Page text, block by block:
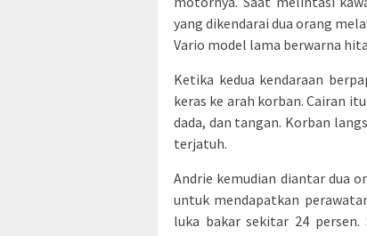
yang dikendarai dua orang
Vario model lama berwarna
Ketika kedua kendaraan
keras ke arah korban. Cairan
dada, dan tangan. Korban
terjatuh.
Andrie kemudian diantar dua
untuk mendapatkan
luka bakar sekitar 24